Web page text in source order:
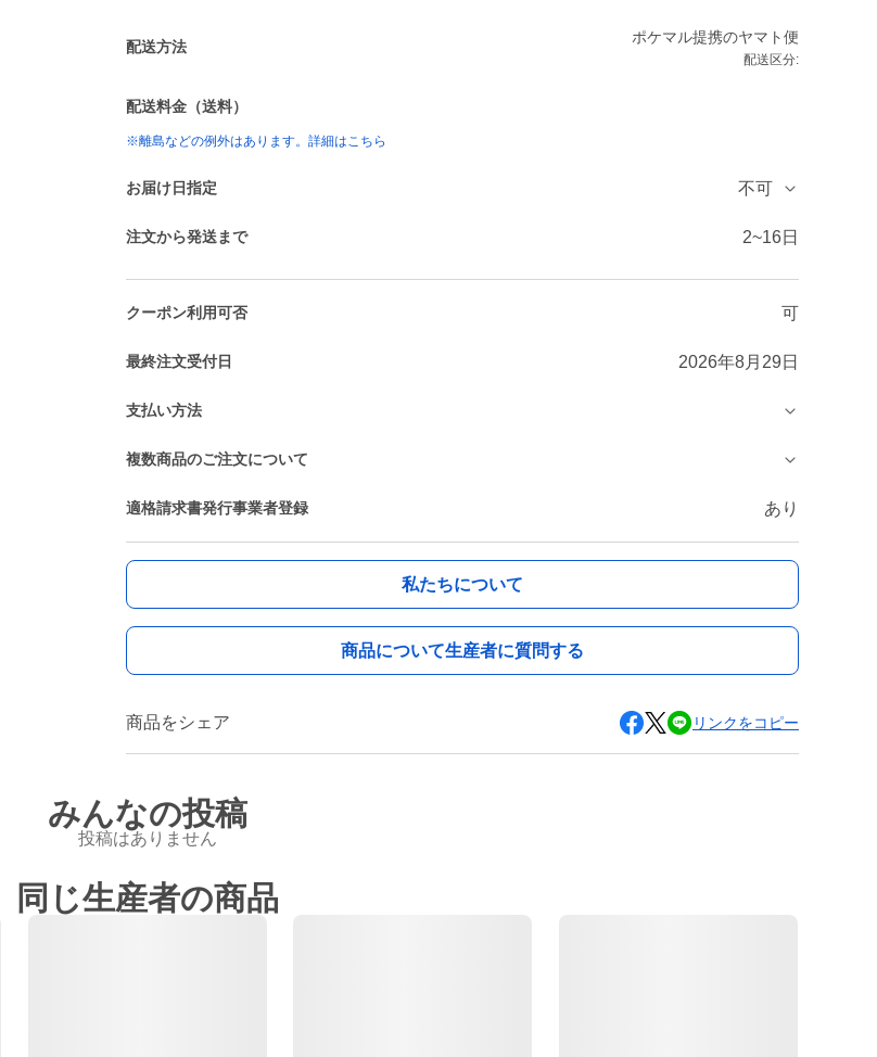
配送方法
ポケマル提携のヤマト便
配送区分:
配送料金（送料）
※離島などの例外はあります。詳細はこちら
お届け日指定 不可
注文から発送まで 2~16日
クーポン利用可否 可
最終注文受付日 2026年8月29日
支払い方法
複数商品のご注文について
適格請求書発行事業者登録 あり
私たちについて
商品について生産者に質問する
商品をシェア リンクをコピー
みんなの投稿
投稿はありません
同じ生産者の商品